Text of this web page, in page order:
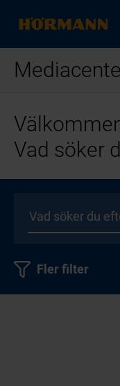
Vad söker
Fler filter